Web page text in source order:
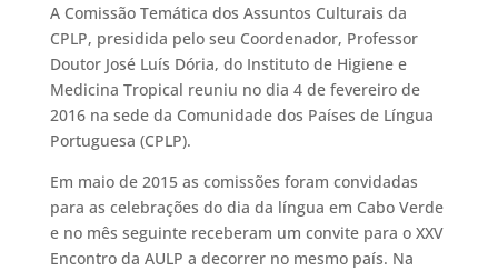
A Comissão Temática dos Assuntos Culturais da
CPLP, presidida pelo seu Coordenador, Professor
Doutor José Luís Dória, do Instituto de Higiene e
Medicina Tropical reuniu no dia 4 de fevereiro de
2016 na sede da Comunidade dos Países de Língua
Portuguesa (CPLP).
Em maio de 2015 as comissões foram convidadas
para as celebrações do dia da língua em Cabo Verde
e no mês seguinte receberam um convite para o XXV
Encontro da AULP a decorrer no mesmo país. Na